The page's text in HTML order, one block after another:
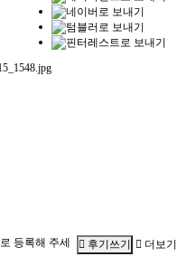
후기쓰기 더보기
로 등록해 주세